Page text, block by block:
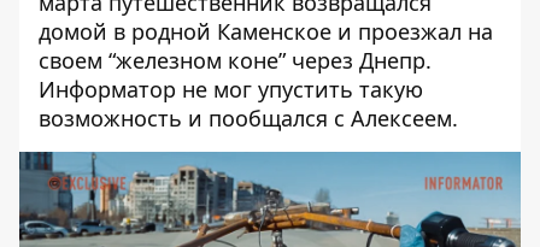
домой в родной Каменское и проезжал на
своем “железном коне” через Днепр.
Информатор не мог упустить такую
возможность и пообщался с Алексеем.